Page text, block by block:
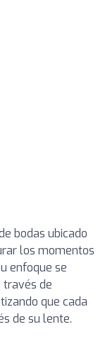
bodas ubicado
los momentos
enfoque se
través de
que cada
de su lente.